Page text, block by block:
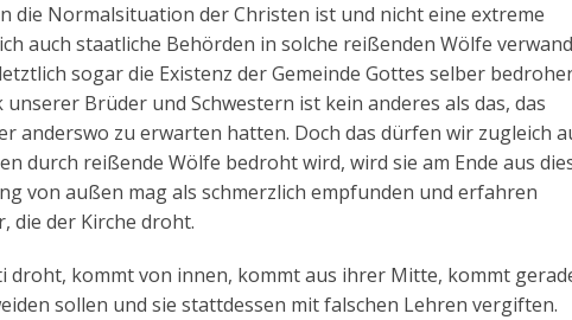
die Normalsituation der Christen ist und nicht eine extreme
auch staatliche Behörden in solche reißenden Wölfe
sogar die Existenz der Gemeinde Gottes selber
Brüder und Schwestern ist kein anderes als das, das
anderswo zu erwarten hatten. Doch das dürfen wir zugleich
durch reißende Wölfe bedroht wird, wird sie am Ende aus
von außen mag als schmerzlich empfunden und erfahren
die der Kirche droht.
droht, kommt von innen, kommt aus ihrer Mitte, kommt
sollen und sie stattdessen mit falschen Lehren vergiften.